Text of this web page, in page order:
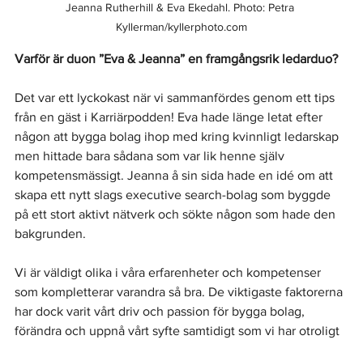
Jeanna Rutherhill & Eva Ekedahl. Photo: Petra
Kyllerman/kyllerphoto.com
Varför är duon ”Eva & Jeanna” en framgångsrik ledarduo?
Det var ett lyckokast när vi sammanfördes genom ett tips
från en gäst i Karriärpodden! Eva hade länge letat efter
någon att bygga bolag ihop med kring kvinnligt ledarskap
men hittade bara sådana som var lik henne själv
kompetensmässigt. Jeanna å sin sida hade en idé om att
skapa ett nytt slags executive search-bolag som byggde
på ett stort aktivt nätverk och sökte någon som hade den
bakgrunden.
Vi är väldigt olika i våra erfarenheter och kompetenser
som kompletterar varandra så bra. De viktigaste faktorerna
har dock varit vårt driv och passion för bygga bolag,
förändra och uppnå vårt syfte samtidigt som vi har otroligt